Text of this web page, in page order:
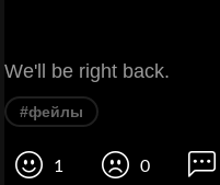
We'll be right back.
#фейлы
1 0